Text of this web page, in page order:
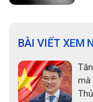
BÀI VIẾT XEM
mà